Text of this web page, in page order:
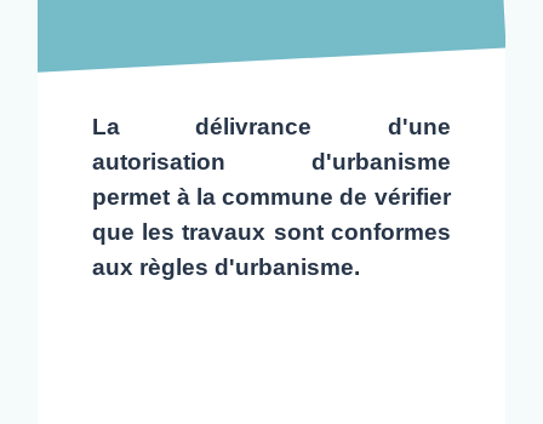
La délivrance d'une
autorisation d'urbanisme
permet à la commune de vérifier
que les travaux sont conformes
aux règles d'urbanisme.